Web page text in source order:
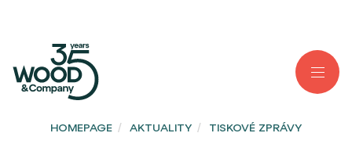
HOMEPAGE / AKTUALITY / TISKOVÉ ZPRÁVY